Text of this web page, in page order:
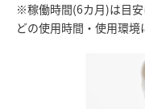
※稼働時間(6カ月)は目
どの使用時間・使用環境